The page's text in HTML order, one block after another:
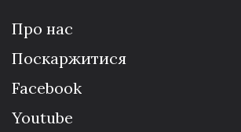
Про нас
Поскаржитися
Facebook
Youtube